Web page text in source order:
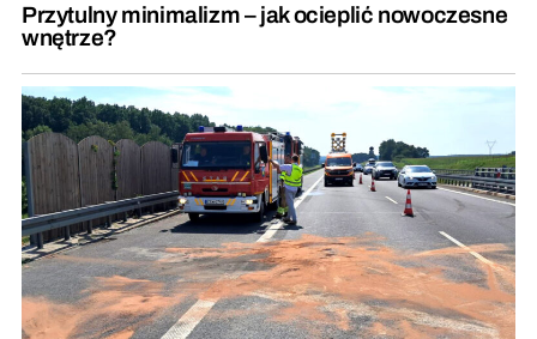
Przytulny minimalizm – jak ocieplić nowoczesne
wnętrze?